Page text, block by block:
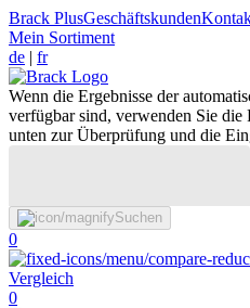
Brack PlusGeschäftskunden
Mein Sortiment
de | fr
Wenn die Ergebnisse der
verfügbar sind, verwenden Sie die
unten zur Überprüfung und die
Suchen
0
Vergleich
0